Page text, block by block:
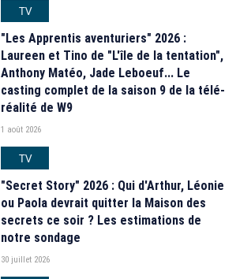
TV
"Les Apprentis aventuriers" 2026 :
Laureen et Tino de "L'île de la tentation",
Anthony Matéo, Jade Leboeuf... Le
casting complet de la saison 9 de la télé-
réalité de W9
1 août 2026
TV
"Secret Story" 2026 : Qui d'Arthur, Léonie
ou Paola devrait quitter la Maison des
secrets ce soir ? Les estimations de
notre sondage
30 juillet 2026